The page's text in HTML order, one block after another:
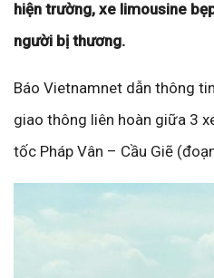
hiện trường, xe limousine
người bị thương.
Báo Vietnamnet dẫn thông
giao thông liên hoàn giữa 3
tốc Pháp Vân – Cầu Giẽ